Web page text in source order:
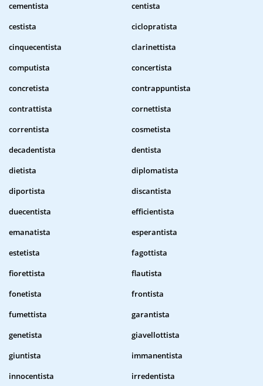
cementista
centista
cestista
ciclopratista
cinquecentista
clarinettista
computista
concertista
concretista
contrappuntista
contrattista
cornettista
correntista
cosmetista
decadentista
dentista
dietista
diplomatista
diportista
discantista
duecentista
efficientista
emanatista
esperantista
estetista
fagottista
fiorettista
flautista
fonetista
frontista
fumettista
garantista
genetista
giavellottista
giuntista
immanentista
innocentista
irredentista